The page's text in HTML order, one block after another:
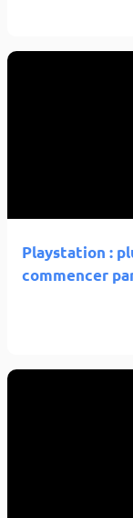
Playstation :
commencer